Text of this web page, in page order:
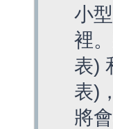
小
裡
表)
表)
將